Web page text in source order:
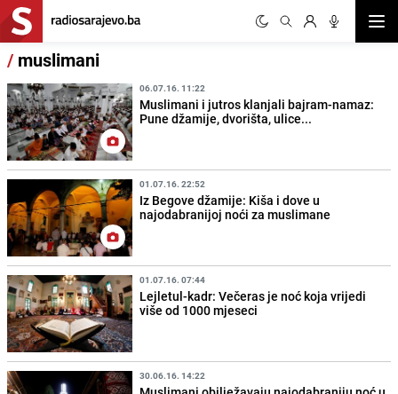
/ muslimani
06.07.16. 11:22
Muslimani i jutros klanjali bajram-namaz:
Pune džamije, dvorišta, ulice...
01.07.16. 22:52
Iz Begove džamije: Kiša i dove u
najodabranijoj noći za muslimane
01.07.16. 07:44
Lejletul-kadr: Večeras je noć koja vrijedi
više od 1000 mjeseci
30.06.16. 14:22